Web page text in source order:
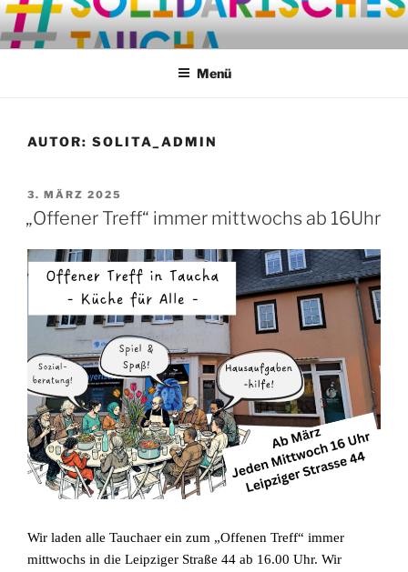
Zum
Inhalt
springen
Menü
AUTOR: SOLITA_ADMIN
VERÖFFENTLICHT
AM
3. MÄRZ 2025
„Offener Treff“ immer mittwochs ab 16Uhr
Wir laden alle Tauchaer ein zum „Offenen Treff“ immer
mittwochs in die Leipziger Straße 44 ab 16.00 Uhr. Wir